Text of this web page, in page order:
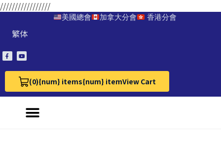
/////////////////
美國總會 加拿大分會 香港分會
繁体
(0)
View Cart 0{num} items{num} itemView Cart